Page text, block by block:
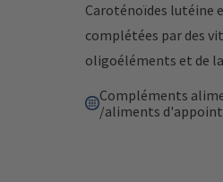
Caroténoïdes lutéine
complétées par des
oligoéléments et de
Compléments
/aliments d'appoint